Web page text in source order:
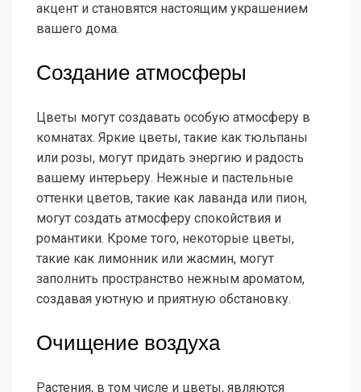
акцент и становятся настоящим украшением
вашего дома.
Создание атмосферы
Цветы могут создавать особую атмосферу в
комнатах. Яркие цветы, такие как тюльпаны
или розы, могут придать энергию и радость
вашему интерьеру. Нежные и пастельные
оттенки цветов, такие как лаванда или пион,
могут создать атмосферу спокойствия и
романтики. Кроме того, некоторые цветы,
такие как лимонник или жасмин, могут
заполнить пространство нежным ароматом,
создавая уютную и приятную обстановку.
Очищение воздуха
Растения, в том числе и цветы, являются